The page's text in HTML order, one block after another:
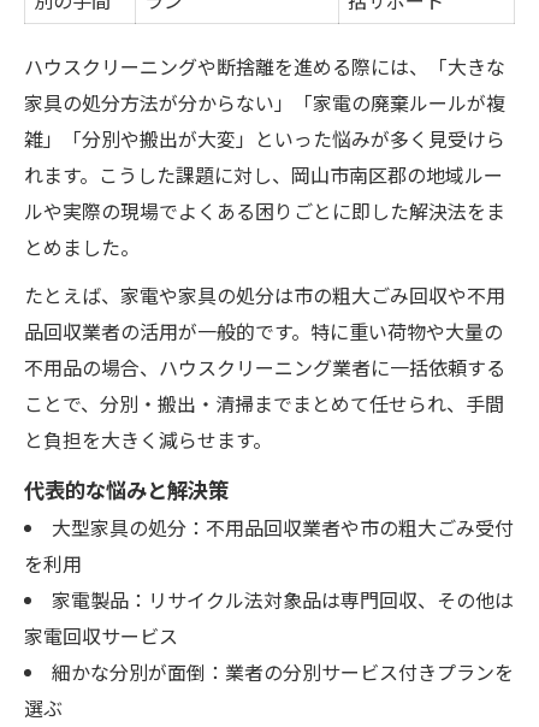
ハウスクリーニングや断捨離を進める際には、「大きな
家具の処分方法が分からない」「家電の廃棄ルールが複
雑」「分別や搬出が大変」といった悩みが多く見受けら
れます。こうした課題に対し、岡山市南区郡の地域ルー
ルや実際の現場でよくある困りごとに即した解決法をま
とめました。
たとえば、家電や家具の処分は市の粗大ごみ回収や不用
品回収業者の活用が一般的です。特に重い荷物や大量の
不用品の場合、ハウスクリーニング業者に一括依頼する
ことで、分別・搬出・清掃までまとめて任せられ、手間
と負担を大きく減らせます。
代表的な悩みと解決策
大型家具の処分：不用品回収業者や市の粗大ごみ受付
を利用
家電製品：リサイクル法対象品は専門回収、その他は
家電回収サービス
細かな分別が面倒：業者の分別サービス付きプランを
選ぶ